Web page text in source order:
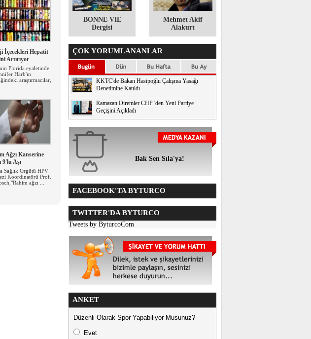
İçecekleri Hepatit
Artırıyor
Florida eyaletinde
Harb'ın
araştırmacılar,
Ağzı Kanserine
9'lu Aşı
Sağlık Örgütü HPV
Koordinatörü Prof.
ağzı ...
BONNE VIE
Dergisi
​Mehmet Akif
Alakurt
ÇOK YORUMLANANLAR
KKTC'de Bakan Hasipoğlu Çalışma Yasağı
Denetimine Katıldı
Ramazan Diremler CHP 'den Yeni Partiye
Geçişini Açıkladı
Bak Sen Sıla'ya!
FACEBOOK'TA BYTURCO
TWITTER'DA BYTURCO
Tweets by ByturcoCom
ANKET
Düzenli Olarak Spor Yapabiliyor Musunuz?
Evet